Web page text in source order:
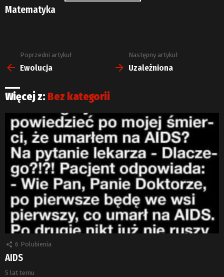
Matematyka
Zobacz
więcej
Poprzedni artykuł
Ewolucja
Następny artykuł
Uzależniona
Więcej z: Bez kategorii
6 Polubienia
AIDS
5 lat temu